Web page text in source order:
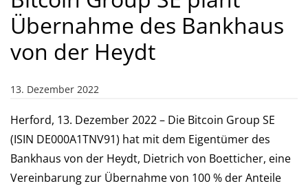
Übernahme des Bankhaus
von der Heydt
13. Dezember 2022
Herford, 13. Dezember 2022 – Die Bitcoin Group SE
(ISIN DE000A1TNV91) hat mit dem Eigentümer des
Bankhaus von der Heydt, Dietrich von Boetticher, eine
Vereinbarung zur Übernahme von 100 % der Anteile